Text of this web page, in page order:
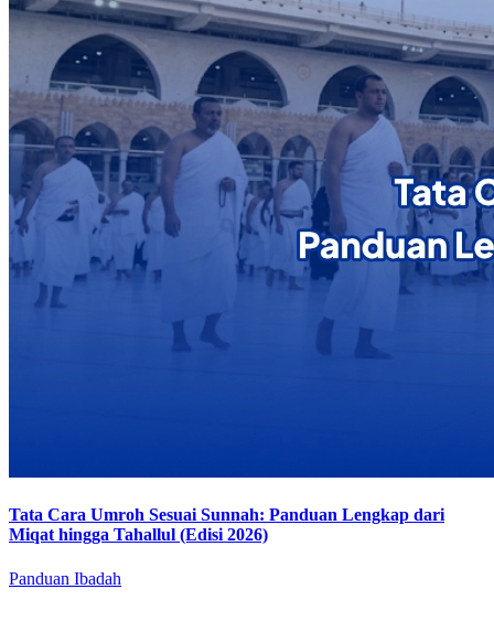
Tata Cara Umroh Sesuai Sunnah: Panduan Lengkap dari
Miqat hingga Tahallul (Edisi 2026)
Panduan Ibadah